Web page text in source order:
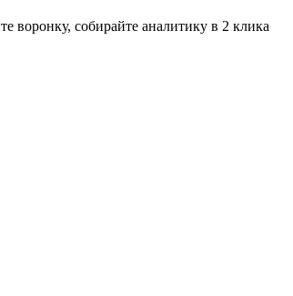
воронку, собирайте аналитику в 2 клика